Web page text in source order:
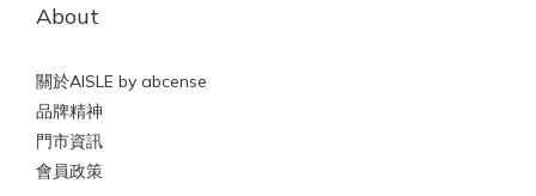
About
關於AISLE by abcense
品牌精神
門市資訊
會員政策